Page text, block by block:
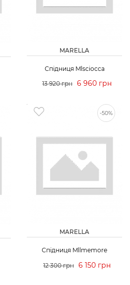
MARELLA
Спідниця Mlsciocca
13 920 грн 6 960 грн
-50%
MARELLA
Спідниця Mllmemore
12 300 грн 6 150 грн